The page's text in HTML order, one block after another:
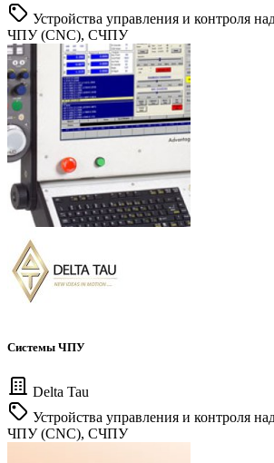
Устройства управления и контроля
ЧПУ (CNC), СЧПУ
Системы ЧПУ
Delta Tau
Устройства управления и контроля
ЧПУ (CNC), СЧПУ